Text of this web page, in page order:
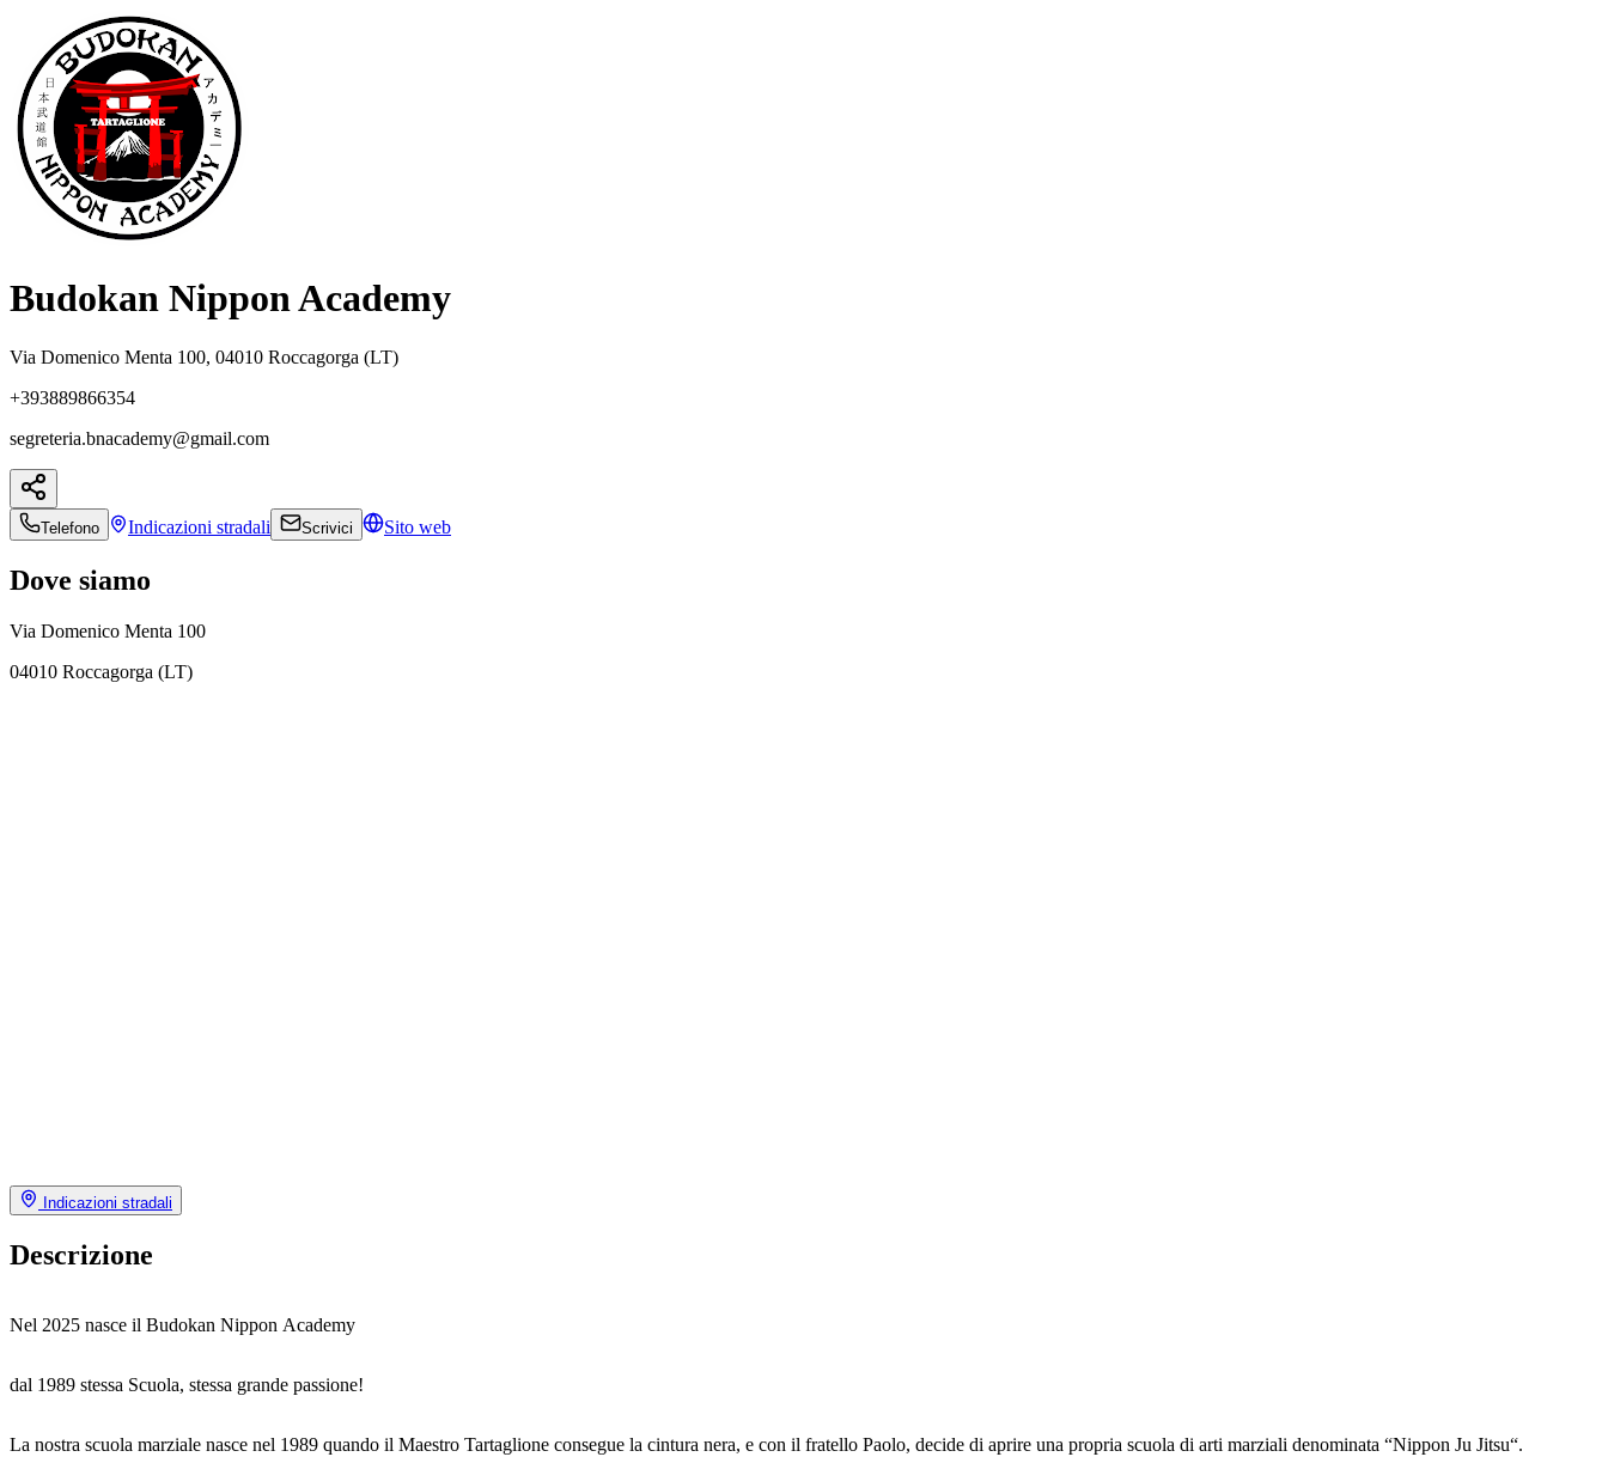
Budokan Nippon Academy
Via Domenico Menta 100, 04010 Roccagorga (LT)
+393889866354
segreteria.bnacademy@gmail.com
Telefono Indicazioni stradali Scrivici Sito web
Dove siamo
Via Domenico Menta 100
04010 Roccagorga (LT)
Indicazioni stradali
Descrizione
Nel 2025 nasce il Budokan Nippon Academy
dal 1989 stessa Scuola, stessa grande passione!
La nostra scuola marziale nasce nel 1989 quando il Maestro Tartaglione consegue la cintura nera, e con il fratello Paolo, decide di aprire una propria scuola di arti marziali denominata “Nippon Ju Jitsu“.